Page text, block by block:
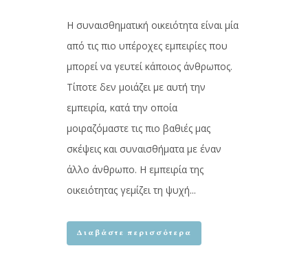
Η συναισθηματική οικειότητα είναι μία
από τις πιο υπέροχες εμπειρίες που
μπορεί να γευτεί κάποιος άνθρωπος.
Τίποτε δεν μοιάζει με αυτή την
εμπειρία, κατά την οποία
μοιραζόμαστε τις πιο βαθιές μας
σκέψεις και συναισθήματα με έναν
άλλο άνθρωπο. Η εμπειρία της
οικειότητας γεμίζει τη ψυχή...
Διαβάστε περισσότερα